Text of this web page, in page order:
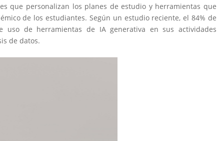
que personalizan los planes de estudio y herramientas que
de los estudiantes. Según un estudio reciente, el 84% de
uso de herramientas de IA generativa en sus actividades
de datos.